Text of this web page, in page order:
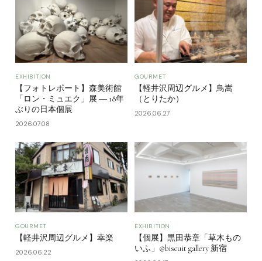
EXHIBITION
【フォトレポート】森美術館
「ロン・ミュエク」展 ― 18年
ぶりの日本個展
2026.07.08
GOURMET
【軽井沢周辺グルメ】鳥嵩
（とりたか）
2026.06.27
GOURMET
【軽井沢周辺グルメ】幸楽
2026.06.22
EXHIBITION
【個展】黒田恭章「草木もの
いふ」@biscuit gallery 新宿